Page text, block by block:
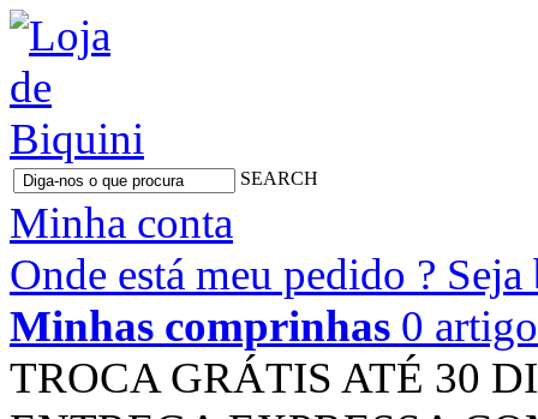
SEARCH
Minha conta
Onde está meu pedido ?
Minhas comprinhas 0
TROCA GRÁTIS ATÉ 30